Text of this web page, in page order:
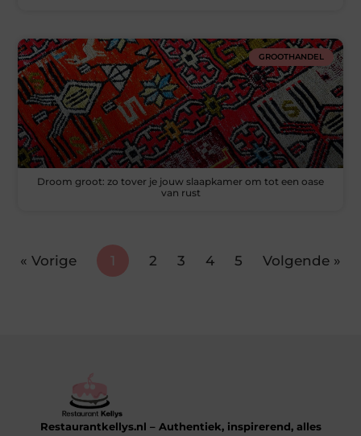
GROOTHANDEL
Droom groot: zo tover je jouw slaapkamer om tot een oase
van rust
« Vorige 1 2 3 4 5 Volgende »
Restaurantkellys.nl – Authentiek, inspirerend, alles